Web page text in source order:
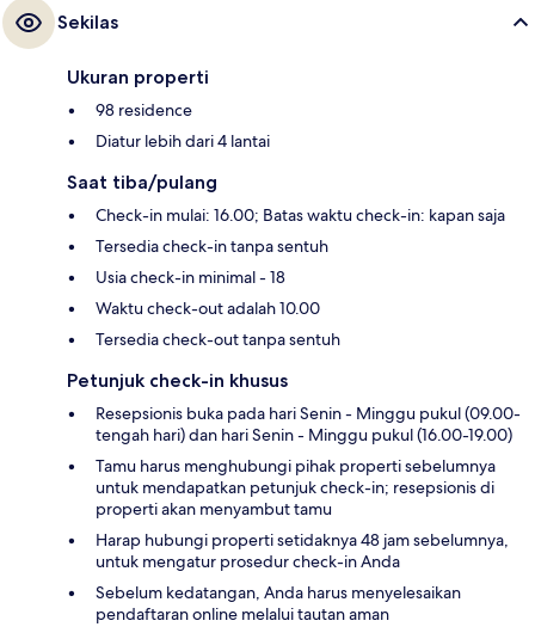
Sekilas
Ukuran properti
98 residence
Diatur lebih dari 4 lantai
Saat tiba/pulang
Check-in mulai: 16.00; Batas waktu check-in: kapan saja
Tersedia check-in tanpa sentuh
Usia check-in minimal - 18
Waktu check-out adalah 10.00
Tersedia check-out tanpa sentuh
Petunjuk check-in khusus
Resepsionis buka pada hari Senin - Minggu pukul (09.00-
tengah hari) dan hari Senin - Minggu pukul (16.00-19.00)
Tamu harus menghubungi pihak properti sebelumnya
untuk mendapatkan petunjuk check-in; resepsionis di
properti akan menyambut tamu
Harap hubungi properti setidaknya 48 jam sebelumnya,
untuk mengatur prosedur check-in Anda
Sebelum kedatangan, Anda harus menyelesaikan
pendaftaran online melalui tautan aman